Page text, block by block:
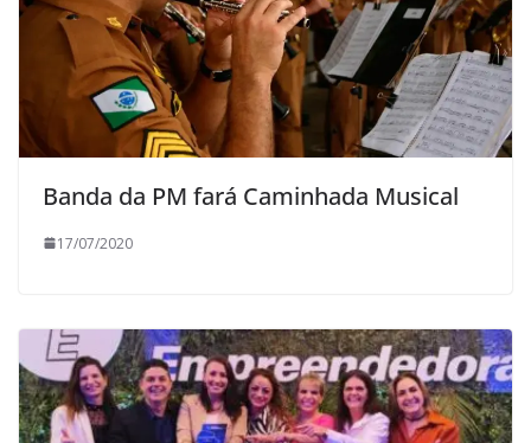
Banda da PM fará Caminhada Musical
17/07/2020